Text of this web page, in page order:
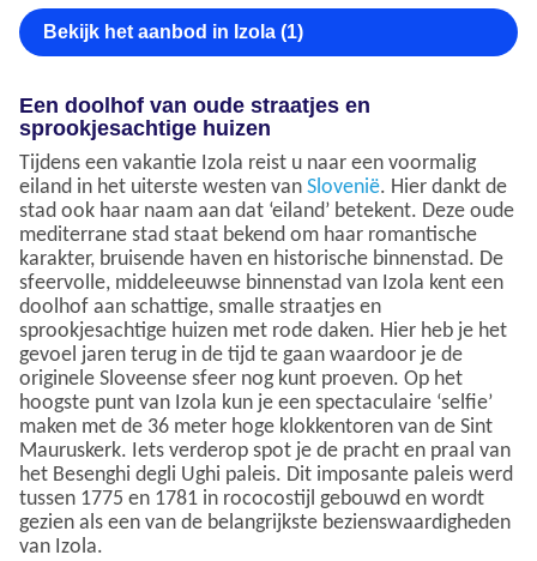
Bekijk het aanbod in Izola (1)
Een doolhof van oude straatjes en
sprookjesachtige huizen
Tijdens een vakantie Izola reist u naar een voormalig
eiland in het uiterste westen van Slovenië. Hier dankt de
stad ook haar naam aan dat ‘eiland’ betekent. Deze oude
mediterrane stad staat bekend om haar romantische
karakter, bruisende haven en historische binnenstad. De
sfeervolle, middeleeuwse binnenstad van Izola kent een
doolhof aan schattige, smalle straatjes en
sprookjesachtige huizen met rode daken. Hier heb je het
gevoel jaren terug in de tijd te gaan waardoor je de
originele Sloveense sfeer nog kunt proeven. Op het
hoogste punt van Izola kun je een spectaculaire ‘selfie’
maken met de 36 meter hoge klokkentoren van de Sint
Mauruskerk. Iets verderop spot je de pracht en praal van
het Besenghi degli Ughi paleis. Dit imposante paleis werd
tussen 1775 en 1781 in rococostijl gebouwd en wordt
gezien als een van de belangrijkste bezienswaardigheden
van Izola.